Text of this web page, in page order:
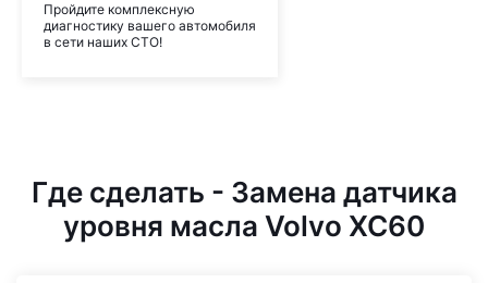
Пройдите комплексную
диагностику вашего автомобиля
в сети наших СТО!
Где сделать - Замена датчика
уровня масла Volvo XC60